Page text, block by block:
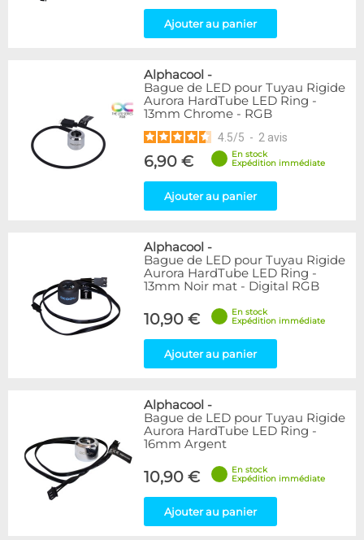
17
2
15
3
Mayhems
12
Monsoon
3
Tygon
XSPC
7
9
15
Plexi
5
Rouge
Transparent
40
Vert
Disponibilité / Promotions
Articles en promotions
Appliquer
Ajouter au panier
Alphacool -
Bague de LED pour Tuyau Rigide
Aurora HardTube LED Ring -
13mm Chrome - RGB
4.5/5 - 2 avis
6,90 €
En stock
Expédition immédiate
Ajouter au panier
Alphacool -
Bague de LED pour Tuyau Rigide
Aurora HardTube LED Ring -
13mm Noir mat - Digital RGB
10,90 €
En stock
Expédition immédiate
Ajouter au panier
Alphacool -
Bague de LED pour Tuyau Rigide
Aurora HardTube LED Ring -
16mm Argent
10,90 €
En stock
Expédition immédiate
Ajouter au panier